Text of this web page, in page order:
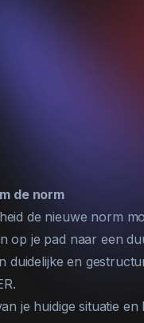
de norm
de nieuwe norm
op je pad naar een
duidelijke en
je huidige situatie